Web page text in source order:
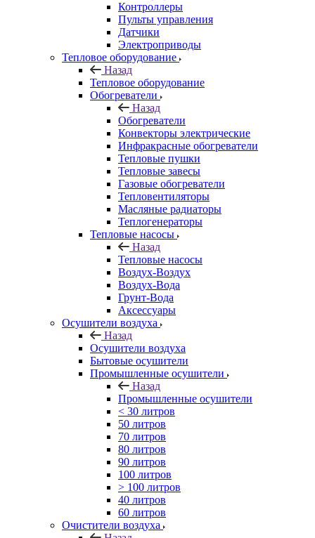
Контроллеры
Пульты управления
Датчики
Электроприводы
Тепловое оборудование
Назад
Тепловое оборудование
Обогреватели
Назад
Обогреватели
Конвекторы электрические
Инфракрасные обогреватели
Тепловые пушки
Тепловые завесы
Газовые обогреватели
Тепловентиляторы
Масляные радиаторы
Теплогенераторы
Тепловые насосы
Назад
Тепловые насосы
Воздух-Воздух
Воздух-Вода
Грунт-Вода
Аксессуары
Осушители воздуха
Назад
Осушители воздуха
Бытовые осушители
Промышленные осушители
Назад
Промышленные осушители
< 30 литров
50 литров
70 литров
80 литров
90 литров
100 литров
> 100 литров
40 литров
60 литров
Очистители воздуха